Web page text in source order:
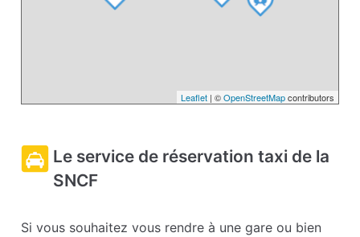
Leaflet| ©OpenStreetMapcontributors
Le service de réservation taxi de la
SNCF
Si vous souhaitez vous rendre à une gare ou bien